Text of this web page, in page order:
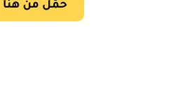
حمّل من هنا